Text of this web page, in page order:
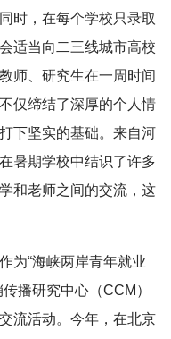
时，在每个学校只录取
适当向二三线城市高校
师、研究生在一周时间
仅缔结了深厚的个人情
下坚实的基础。来自河
暑期学校中结识了许多
和老师之间的交流，这
为“海峡两岸青年就业
播研究中心（CCM）
流活动。今年，在北京